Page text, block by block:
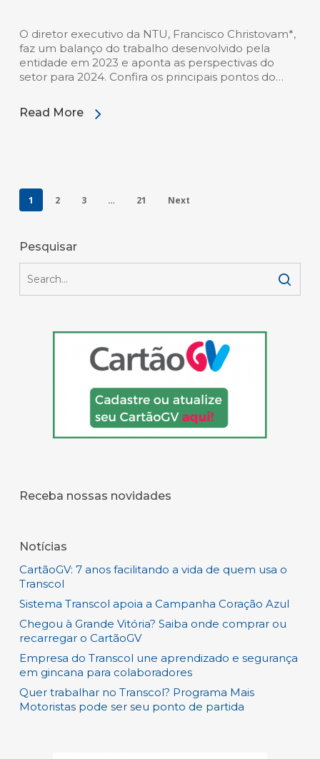
O diretor executivo da NTU, Francisco Christovam*,
faz um balanço do trabalho desenvolvido pela
entidade em 2023 e aponta as perspectivas do
setor para 2024. Confira os principais pontos do…
Read More
1 2 3 … 21 Next
Pesquisar
Receba nossas novidades
Notícias
CartãoGV: 7 anos facilitando a vida de quem usa o
Transcol
Sistema Transcol apoia a Campanha Coração Azul
Chegou à Grande Vitória? Saiba onde comprar ou
recarregar o CartãoGV
Empresa do Transcol une aprendizado e segurança
em gincana para colaboradores
Quer trabalhar no Transcol? Programa Mais
Motoristas pode ser seu ponto de partida